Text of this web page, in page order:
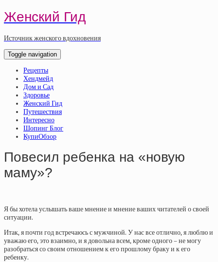
Женский Гид
Источник женского вдохновения
Toggle navigation
Рецепты
Хендмейд
Дом и Сад
Здоровье
Женский Гид
Путешествия
Интересно
Шопинг Блог
КупиОбзор
Повесил ребенка на «новую
маму»?
Я бы хотела услышать ваше мнение и мнение ваших читателей о своей
ситуации.
Итак, я почти год встречаюсь с мужчиной. У нас все отлично, я люблю и
уважаю его, это взаимно, и я довольна всем, кроме одного – не могу
разобраться со своим отношением к его прошлому браку и к его
ребенку.